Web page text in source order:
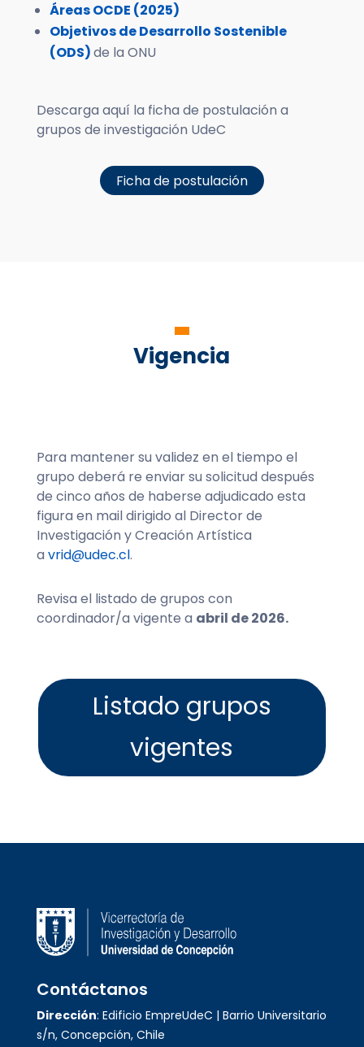
Áreas OCDE (2025)
Objetivos de Desarrollo Sostenible
(ODS)de la ONU
Descarga aquí la ficha de postulación a
grupos de investigación UdeC
Ficha de postulación
Vigencia
Para mantener su validez en el tiempo el
grupo deberá re enviar su solicitud después
de cinco años de haberse adjudicado esta
figura en mail dirigido al Director de
Investigación y Creación Artística
a vrid@udec.cl.
Revisa el listado de grupos con
coordinador/a vigente a abril de 2026.
Listado grupos
vigentes
Contáctanos
Dirección: Edificio EmpreUdeC | Barrio Universitario
s/n, Concepción, Chile